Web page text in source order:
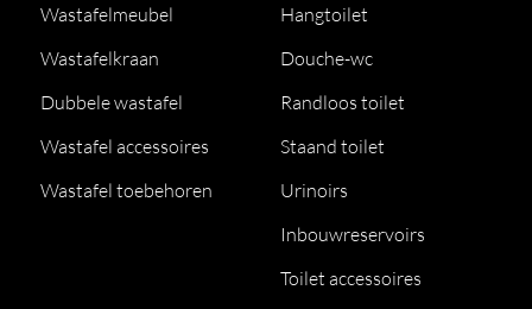
Wastafelmeubel
Wastafelkraan
Dubbele wastafel
Wastafel accessoires
Wastafel toebehoren
Hangtoilet
Douche-wc
Randloos toilet
Staand toilet
Urinoirs
Inbouwreservoirs
Toilet accessoires